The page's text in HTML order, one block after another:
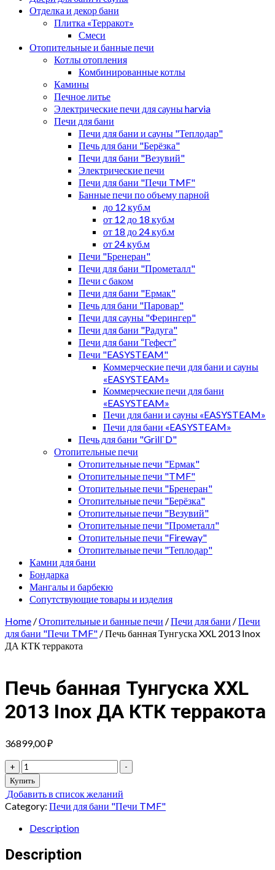
Отделка и декор бани
Плитка «Терракот»
Смеси
Отопительные и банные печи
Котлы отопления
Комбинированные котлы
Камины
Печное литье
Электрические печи для сауны harvia
Печи для бани
Печи для бани и сауны "Теплодар"
Печь для бани "Берёзка"
Печи для бани "Везувий"
Электрические печи
Печи для бани "Печи TMF"
Банные печи по объему парной
до 12 куб.м
от 12 до 18 куб.м
от 18 до 24 куб.м
от 24 куб.м
Печи "Бренеран"
Печи для бани "Прометалл"
Печи с баком
Печи для бани "Ермак"
Печь для бани "Паровар"
Печи для сауны "Ферингер"
Печи для бани "Радуга"
Печи для бани “Гефест”
Печи "EASYSTEAM"
Коммерческие печи для бани и сауны
«EASYSTEAM»
Коммерческие печи для бани
«EASYSTEAM»
Печи для бани и сауны «EASYSTEAM»
Печи для бани «EASYSTEAM»
Печь для бани "Grill`D"
Отопительные печи
Отопительные печи "Ермак"
Отопительные печи "TMF"
Отопительные печи "Бренеран"
Отопительные печи "Берёзка"
Отопительные печи "Везувий"
Отопительные печи "Прометалл"
Отопительные печи "Fireway"
Отопительные печи "Теплодар"
Камни для бани
Бондарка
Мангалы и барбекю
Сопутствующие товары и изделия
Home /Отопительные и банные печи /Печи для бани /Печи
для бани "Печи TMF" / Печь банная Тунгуска XXL 2013 Inox
ДА КТК терракота
Печь банная Тунгуска XXL
2013 Inox ДА КТК терракота
36899,00₽
+
Печь
банная
Тунгуска
XXL
2013
Inox
ДА
КТК
терракота
-
Купить
Добавить в список желаний
Category: Печи для бани "Печи TMF"
Description
Description